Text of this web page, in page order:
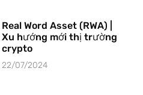
Real Word Asset (RWA) |
Xu hướng mới thị trường
crypto
22/07/2024